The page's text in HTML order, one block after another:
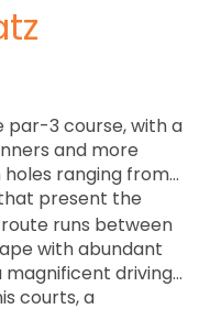
par-3 course, with a
and more
ranging from
that present the
runs between
with abundant
magnificent driving
courts, a